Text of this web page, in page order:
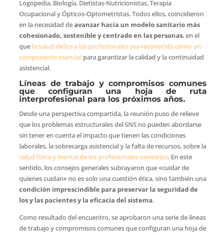
Logopedia, Biología, Dietistas-Nutricionistas, Terapia
Ocupacional y Ópticos-Optometristas. Todos ellos, coincidieron
en la necesidad deavanzar hacia un modelo sanitario más
cohesionado, sostenible y centrado en las personas, en el
que la salud de los y las profesionales sea reconocida como un
componente esencialpara garantizar la calidad y la continuidad
asistencial.
Líneas de trabajo y compromisos comunes
que configuran una hoja de ruta
interprofesional para los próximos años.
Desde una perspectiva compartida, la reunión puso de relieve
que los problemas estructurales del SNS no pueden abordarse
sin tener en cuenta el impacto que tienen las condiciones
laborales, la sobrecarga asistencial y la falta de recursos, sobre la
salud física y mental de los profesionales sanitarios. En este
sentido, los consejos generales subrayaron que «cuidar de
quienes cuidan» no es solo una cuestión ética, sino también una
condición imprescindible para preservar la seguridad de
los y las pacientes y la eficacia del sistema.
Como resultado del encuentro, se aprobaron una serie de líneas
de trabajo y compromisos comunes que configuran una hoja de